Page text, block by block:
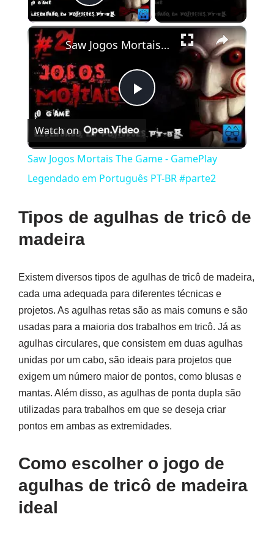
Play Video
×
Play
Video
Saw Jogos Mortais The Game - GamePlay Legendado em Português PT-BR #parte2
Watch on
Saw Jogos Mortais The Game - GamePlay
Legendado em Português PT-BR #parte2
Tipos de agulhas de tricô de
madeira
Existem diversos tipos de agulhas de tricô de madeira,
cada uma adequada para diferentes técnicas e
projetos. As agulhas retas são as mais comuns e são
usadas para a maioria dos trabalhos em tricô. Já as
agulhas circulares, que consistem em duas agulhas
unidas por um cabo, são ideais para projetos que
exigem um número maior de pontos, como blusas e
mantas. Além disso, as agulhas de ponta dupla são
utilizadas para trabalhos em que se deseja criar
pontos em ambas as extremidades.
Como escolher o jogo de
agulhas de tricô de madeira
ideal